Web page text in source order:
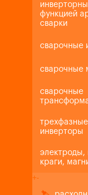
функцией
сварки
сварочные
сварочные
сварочные
инверторы
электроды,
краги,
+-